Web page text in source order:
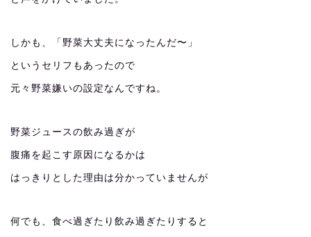
しかも、「野菜大丈夫になったんだ〜」
というセリフもあったので
元々野菜嫌いの設定なんですね。
野菜ジュースの飲み過ぎが
腹痛を起こす原因になるかは
はっきりとした理由は分かっていませんが
何でも、食べ過ぎたり飲み過ぎたりすると